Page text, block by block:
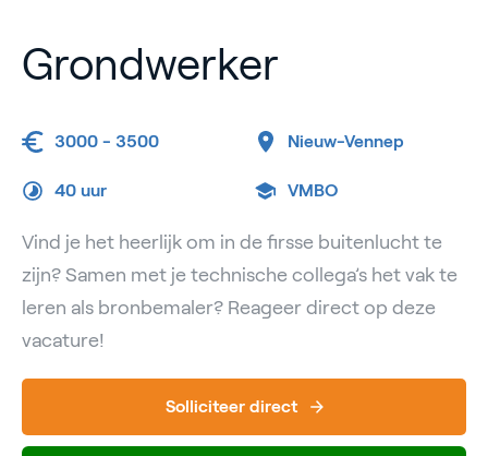
Grondwerker
3000 - 3500 Nieuw-Vennep
40 uur VMBO
Vind je het heerlijk om in de firsse buitenlucht te
zijn? Samen met je technische collega’s het vak te
leren als bronbemaler? Reageer direct op deze
vacature!
Solliciteer direct